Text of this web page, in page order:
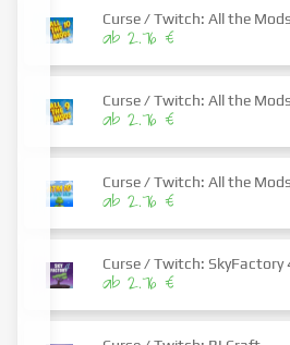
Curse / Twitch: All the
ab 2.76 €
Curse / Twitch: All the
ab 2.76 €
Curse / Twitch: All the
ab 2.76 €
Curse / Twitch: SkyFactory
ab 2.76 €